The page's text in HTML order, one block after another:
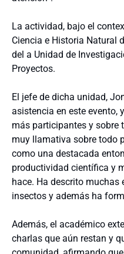
La actividad, bajo el
Ciencia e Historia Natural
del a Unidad de
Proyectos.
El jefe de dicha unidad,
asistencia en este evento,
más participantes y sobre
muy llamativa sobre todo
como una destacada
productividad científica y
hace. Ha descrito muchas
insectos y además ha
Además, el académico
charlas que aún restan y